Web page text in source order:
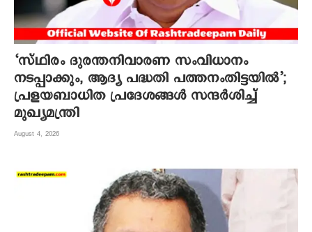
‘സ്ഥിരം ദുരന്തനിവാരണ സംവിധാനം
നടപ്പാക്കും, ആദ്യ പദ്ധതി പത്തനംതിട്ടയിൽ’;
പ്രളയബാധിത പ്രദേശങ്ങൾ സന്ദർശിച്ച്
മുഖ്യമന്ത്രി
August 4, 2026